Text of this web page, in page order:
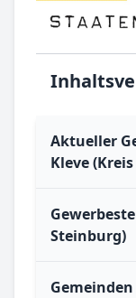
Aktueller
Kleve
Steinburg)